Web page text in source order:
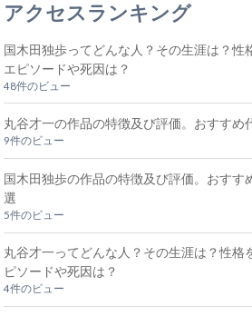
アクセスランキング
国木田独歩ってどんな人？その生涯は？性
エピソードや死因は？
48件のビュー
丸谷才一の作品の特徴及び評価。おすすめ
9件のビュー
国木田独歩の作品の特徴及び評価。おすす
選
5件のビュー
丸谷才一ってどんな人？その生涯は？性格
ピソードや死因は？
4件のビュー